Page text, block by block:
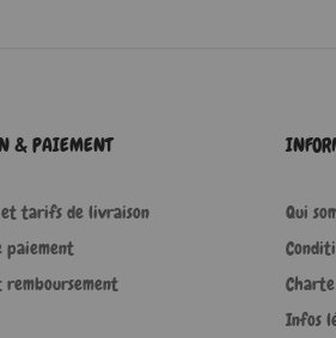
& PAIEMENT
et tarifs de livraison
paiement
remboursement
Qui
Infos